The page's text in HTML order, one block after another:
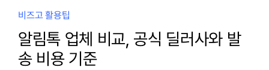
비즈고 활용팁
알림톡 업체 비교, 공식 딜러사와 발
송 비용 기준